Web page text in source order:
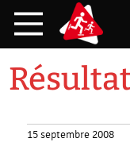
15 septembre 2008